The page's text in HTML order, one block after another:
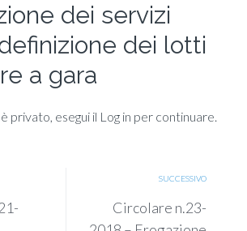
dei servizi
dei lotti
a gara
privato, esegui il Log in per continuare.
SUCCESSIVO
Circolare n.23-